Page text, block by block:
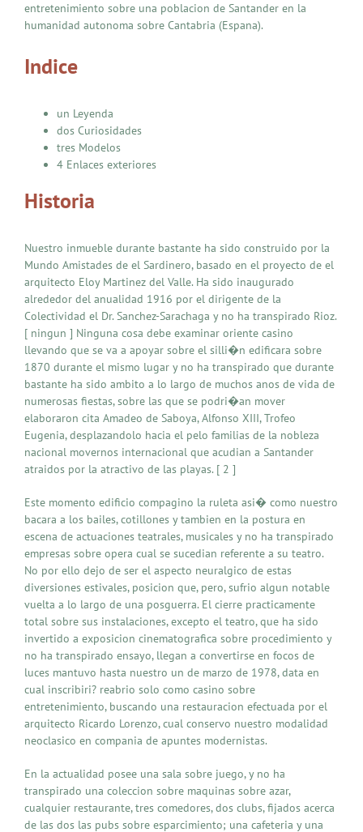
entretenimiento sobre una poblacion de Santander en la
humanidad autonoma sobre Cantabria (Espana).
Indice
un Leyenda
dos Curiosidades
tres Modelos
4 Enlaces exteriores
Historia
Nuestro inmueble durante bastante ha sido construido por la
Mundo Amistades de el Sardinero, basado en el proyecto de el
arquitecto Eloy Martinez del Valle. Ha sido inaugurado
alrededor del anualidad 1916 por el dirigente de la
Colectividad el Dr. Sanchez-Sarachaga y no ha transpirado Rioz.
[ ningun ] Ninguna cosa debe examinar oriente casino
llevando que se va a apoyar sobre el silli�n edificara sobre
1870 durante el mismo lugar y no ha transpirado que durante
bastante ha sido ambito a lo largo de muchos anos de vida de
numerosas fiestas, sobre las que se podri�an mover
elaboraron cita Amadeo de Saboya, Alfonso XIII, Trofeo
Eugenia, desplazandolo hacia el pelo familias de la nobleza
nacional movernos internacional que acudian a Santander
atraidos por la atractivo de las playas. [ 2 ]
Este momento edificio compagino la ruleta asi� como nuestro
bacara a los bailes, cotillones y tambien en la postura en
escena de actuaciones teatrales, musicales y no ha transpirado
empresas sobre opera cual se sucedian referente a su teatro.
No por ello dejo de ser el aspecto neuralgico de estas
diversiones estivales, posicion que, pero, sufrio algun notable
vuelta a lo largo de una posguerra. El cierre practicamente
total sobre sus instalaciones, excepto el teatro, que ha sido
invertido a exposicion cinematografica sobre procedimiento y
no ha transpirado ensayo, llegan a convertirse en focos de
luces mantuvo hasta nuestro un de marzo de 1978, data en
cual inscribiri? reabrio solo como casino sobre
entretenimiento, buscando una restauracion efectuada por el
arquitecto Ricardo Lorenzo, cual conservo nuestro modalidad
neoclasico en compania de apuntes modernistas.
En la actualidad posee una sala sobre juego, y no ha
transpirado una coleccion sobre maquinas sobre azar,
cualquier restaurante, tres comedores, dos clubs, fijados acerca
de las dos las pubs sobre esparcimiento; una cafeteria y una